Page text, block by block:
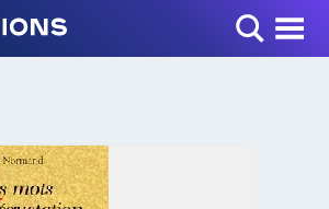
Toggle Menu